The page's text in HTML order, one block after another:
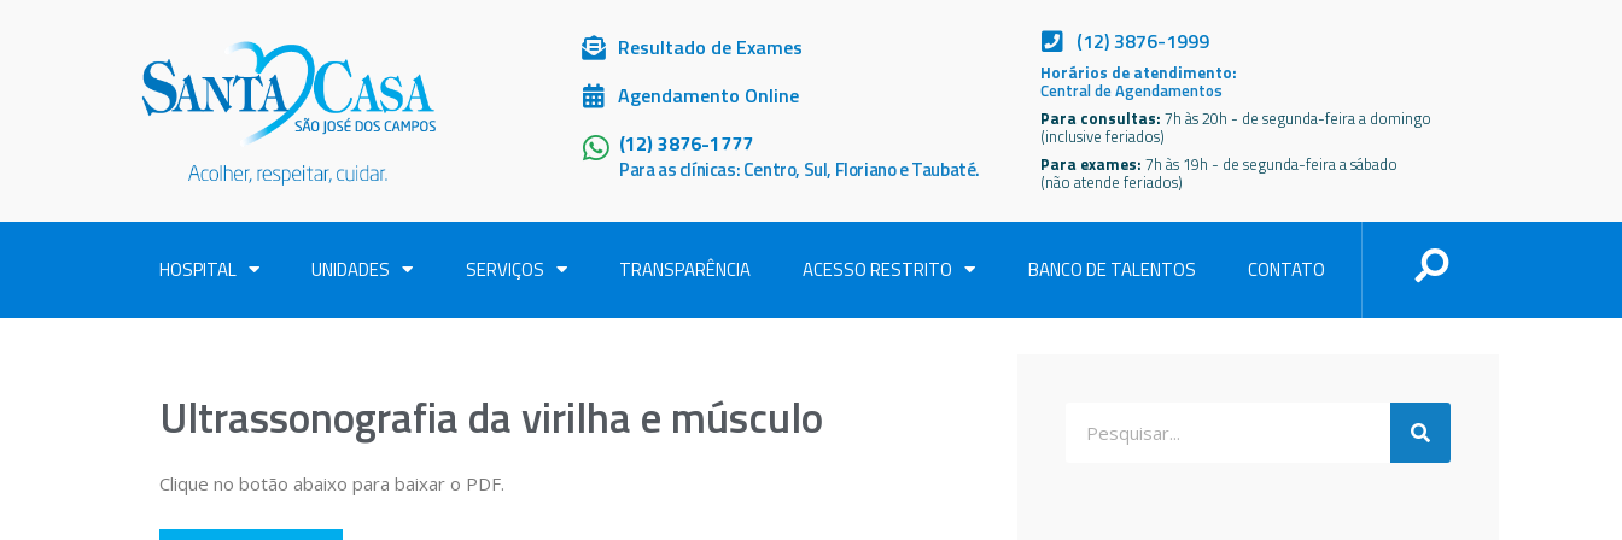
Resultado de Exames
Agendamento Online
(12) 3876-1777
Para as clínicas: Centro, Sul, Floriano e Taubaté.
(12) 3876-1999
Horários de atendimento:
Central de Agendamentos
Para consultas: 7h às 20h - de segunda-feira a domingo
(inclusive feriados)
Para exames: 7h às 19h - de segunda-feira a sábado
(não atende feriados)
HOSPITAL UNIDADES SERVIÇOS TRANSPARÊNCIA ACESSO RESTRITO BANCO DE TALENTOS CONTATO
Ultrassonografia da virilha e músculo
Clique no botão abaixo para baixar o PDF.